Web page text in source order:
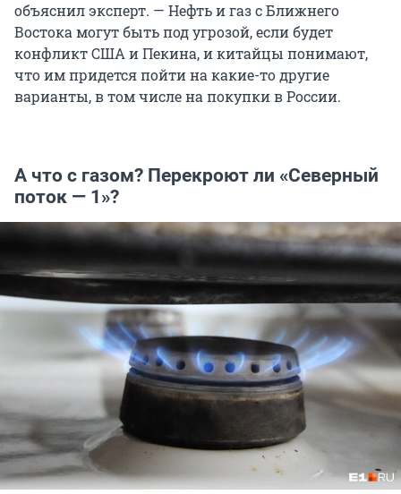
объяснил эксперт. — Нефть и газ с Ближнего
Востока могут быть под угрозой, если будет
конфликт США и Пекина, и китайцы понимают,
что им придется пойти на какие-то другие
варианты, в том числе на покупки в России.
А что с газом? Перекроют ли «Северный
поток — 1»?